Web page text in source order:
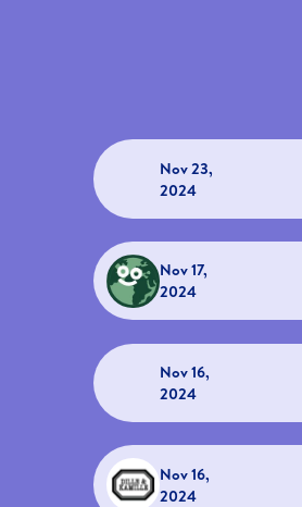
Nov 23,
2024
Nov 17,
2024
Nov 16,
2024
Nov 16,
2024